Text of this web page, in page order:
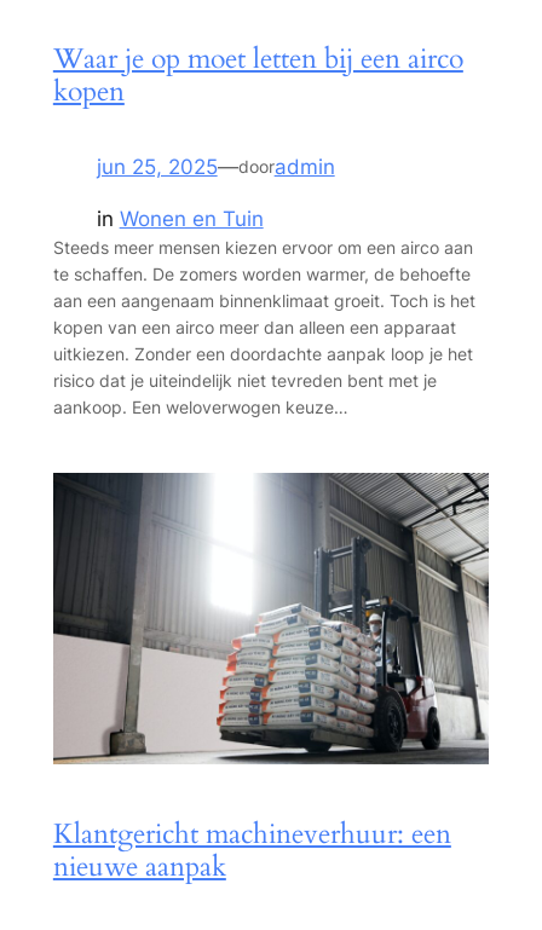
Waar je op moet letten bij een airco
kopen
jun 25, 2025—dooradmin
in Wonen en Tuin
Steeds meer mensen kiezen ervoor om een airco aan
te schaffen. De zomers worden warmer, de behoefte
aan een aangenaam binnenklimaat groeit. Toch is het
kopen van een airco meer dan alleen een apparaat
uitkiezen. Zonder een doordachte aanpak loop je het
risico dat je uiteindelijk niet tevreden bent met je
aankoop. Een weloverwogen keuze…
Klantgericht machineverhuur: een
nieuwe aanpak